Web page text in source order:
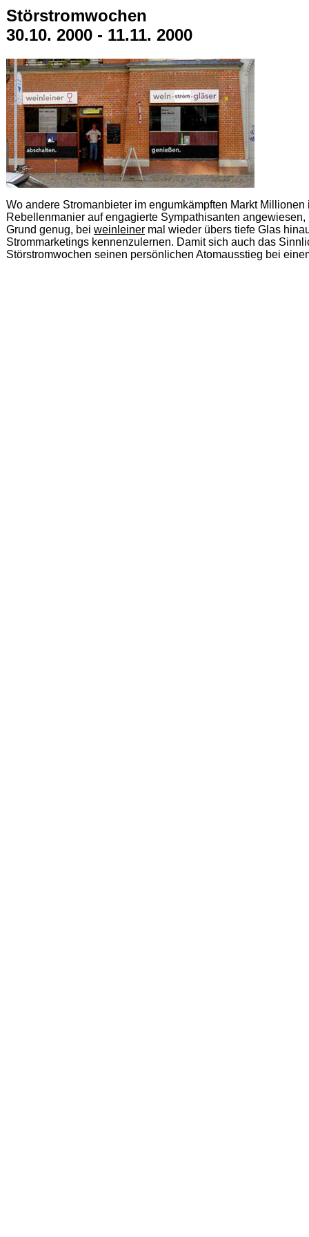
Störstromwochen
30.10. 2000 - 11.11. 2000
Wo andere Stromanbieter im engumkämpften Markt
Rebellenmanier auf engagierte Sympathisanten
Grund genug, bei weinleiner mal wieder übers tiefe Glas
Strommarketings kennenzulernen. Damit sich auch das
Störstromwochen seinen persönlichen Atomausstieg bei